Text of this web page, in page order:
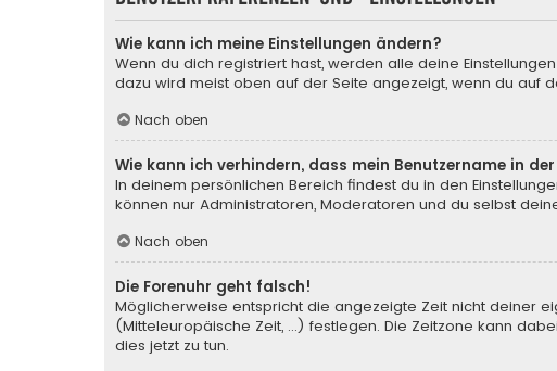
Wie kann ich meine Einstellungen ändern?
Wenn du dich registriert hast, werden alle deine
dazu wird meist oben auf der Seite angezeigt, wenn du auf
Nach oben
Wie kann ich verhindern, dass mein Benutzername in
In deinem persönlichen Bereich findest du in den
können nur Administratoren, Moderatoren und du selbst
Nach oben
Die Forenuhr geht falsch!
Möglicherweise entspricht die angezeigte Zeit nicht deiner
(Mitteleuropäische Zeit, ...) festlegen. Die Zeitzone kann
dies jetzt zu tun.